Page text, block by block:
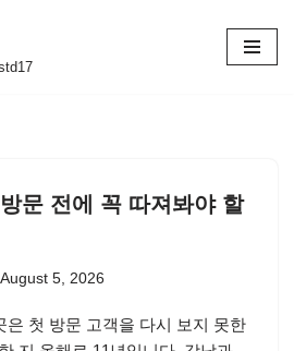
문 전에 꼭 따져봐야 할
August 5, 2026
은 첫 방문 고객을 다시 보지 못한